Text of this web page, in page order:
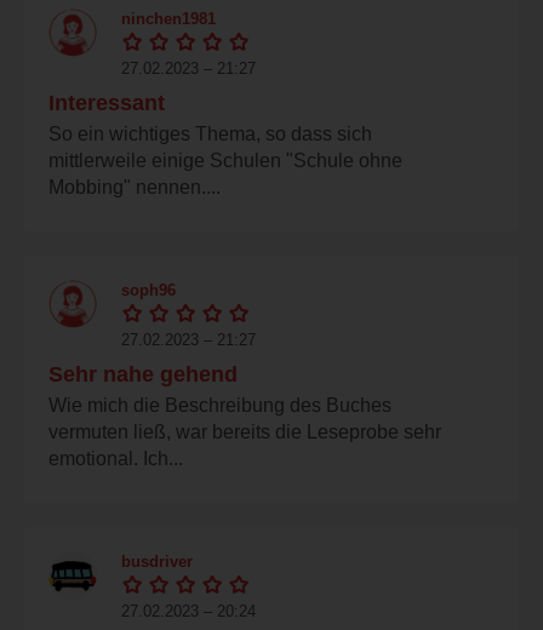
ninchen1981
27.02.2023 – 21:27
Interessant
So ein wichtiges Thema, so dass sich
mittlerweile einige Schulen "Schule ohne
Mobbing" nennen....
soph96
27.02.2023 – 21:27
Sehr nahe gehend
Wie mich die Beschreibung des Buches
vermuten ließ, war bereits die Leseprobe sehr
emotional. Ich...
busdriver
27.02.2023 – 20:24